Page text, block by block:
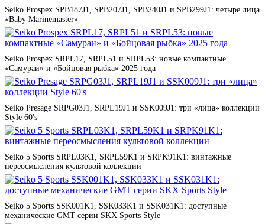
Seiko Prospex SPB187J1, SPB207J1, SPB240J1 и SPB299J1: четыре лица
«Baby Marinemaster»
Seiko Prospex SRPL17, SRPL51 и SRPL53: новые компактные
«Самураи» и «Бойцовая рыбка» 2025 года
Seiko Presage SRPG03J1, SRPL19J1 и SSK009J1: три «лица» коллекции
Style 60's
Seiko 5 Sports SRPL03K1, SRPL59K1 и SRPK91K1: винтажные
переосмысления культовой коллекции
Seiko 5 Sports SSK001K1, SSK033K1 и SSK031K1: доступные
механические GMT серии SKX Sports Style